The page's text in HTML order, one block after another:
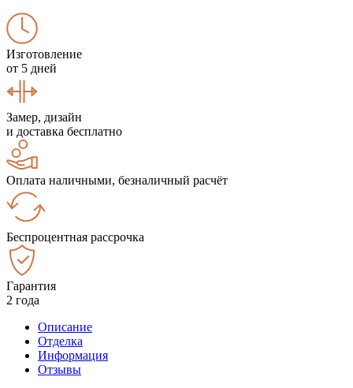
Изготовление
от 5 дней
Замер, дизайн
и доставка бесплатно
Оплата наличными, безналичный расчёт
Беспроцентная рассрочка
Гарантия
2 года
Описание
Отделка
Информация
Отзывы